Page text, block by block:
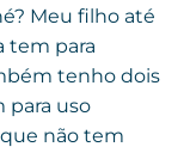
Meu filho até
tem para
tenho dois
para uso
não tem